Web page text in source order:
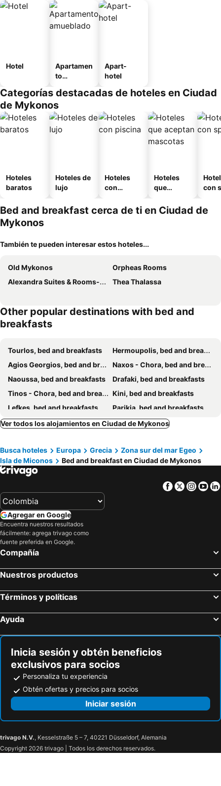
Hotel
Apartamen
to
o
Apart-
hotel
Categorías destacadas de hoteles en Ciudad
de Mykonos
Hoteles
baratos
Hoteles de
lujo
Hoteles
con
Hoteles
que
mascotas
con
Bed and breakfast cerca de ti en Ciudad de
Mykonos
También te pueden interesar estos hoteles...
Old Mykonos
Orpheas Rooms
Alexandra Suites & Rooms-MYKONOS PORT
Thea Thalassa
Other popular destinations with bed and
breakfasts
Tourlos, bed and breakfasts
Hermoupolis, bed and breakfasts
Agios Georgios, bed and breakfasts
Naxos - Chora, bed and breakfasts
Naoussa, bed and breakfasts
Drafaki, bed and breakfasts
Tinos - Chora, bed and breakfasts
Kini, bed and breakfasts
Lefkes, bed and breakfasts
Parikia, bed and breakfasts
Parasporos, bed and breakfasts
Agios Prokopios, bed and breakfasts
Livadia - Paros, bed and breakfasts
Galissas, bed and breakfasts
Ano Syros, bed and breakfasts
Vari, bed and breakfasts
Agios Romanos, bed and breakfasts
Ver todos los alojamientos en Ciudad de Mykonos
Busca hoteles Europa Grecia
Zona sur del mar Egeo
Isla de Miconos
Bed and breakfast en Ciudad de Mykonos
Facebook
Twitter
Agregar en Google
Encuentra nuestros resultados
fácilmente: agrega trivago como
fuente preferida en Google.
Compañía
Nuestros productos
Términos y políticas
Ayuda
Inicia sesión y obtén beneficios
exclusivos para socios
Personaliza tu experiencia
Obtén ofertas y precios para socios
Iniciar sesión
trivago N.V., Kesselstraße 5 – 7, 40221 Düsseldorf, Alemania
Copyright 2026 trivago | Todos los derechos reservados.